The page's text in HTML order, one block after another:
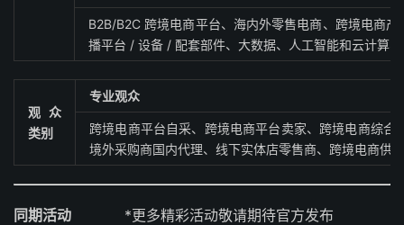
B2B/B2C 跨境电商平台、海内外零售电商、跨境电商
播平台 / 设备 / 配套部件、大数据、人工智能和云计算
观众
类别
专业观众
跨境电商平台自采、跨境电商平台卖家、跨境电商综
境外采购商国内代理、线下实体店零售商、跨境电商供
同期活动 *更多精彩活动敬请期待官方发布